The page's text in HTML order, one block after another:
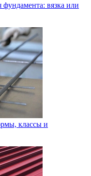
вязка или
классы и